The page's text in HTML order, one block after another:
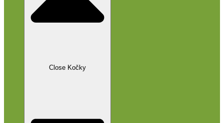
Close Kočky